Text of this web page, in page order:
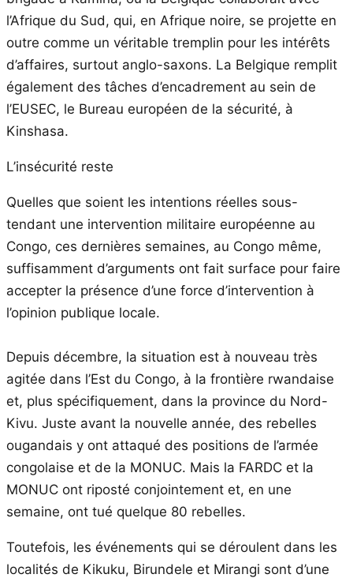
l’Afrique du Sud, qui, en Afrique noire, se projette en
outre comme un véritable tremplin pour les intérêts
d’affaires, surtout anglo-saxons. La Belgique remplit
également des tâches d’encadrement au sein de
l’EUSEC, le Bureau européen de la sécurité, à
Kinshasa.
L’insécurité reste
Quelles que soient les intentions réelles sous-
tendant une intervention militaire européenne au
Congo, ces dernières semaines, au Congo même,
suffisamment d’arguments ont fait surface pour faire
accepter la présence d’une force d’intervention à
l’opinion publique locale.
Depuis décembre, la situation est à nouveau très
agitée dans l’Est du Congo, à la frontière rwandaise
et, plus spécifiquement, dans la province du Nord-
Kivu. Juste avant la nouvelle année, des rebelles
ougandais y ont attaqué des positions de l’armée
congolaise et de la MONUC. Mais la FARDC et la
MONUC ont riposté conjointement et, en une
semaine, ont tué quelque 80 rebelles.
Toutefois, les événements qui se déroulent dans les
localités de Kikuku, Birundele et Mirangi sont d’une